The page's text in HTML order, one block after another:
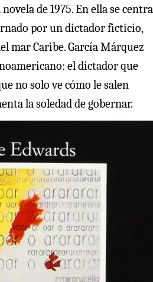
de 1975. En ella se centra
por un dictador ficticio,
mar Caribe. García Márquez
el dictador que
no solo ve cómo le salen
la soledad de gobernar.